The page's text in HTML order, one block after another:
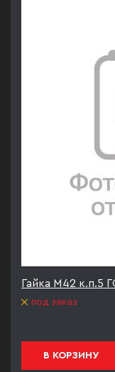
Гайка М42 к.п.5
под заказ
В КОРЗИНУ